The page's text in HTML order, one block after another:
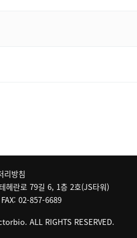
리방침
헤란로 79길 6, 1층 2호(JS타워)
02-857-6689
ALL RIGHTS RESERVED.